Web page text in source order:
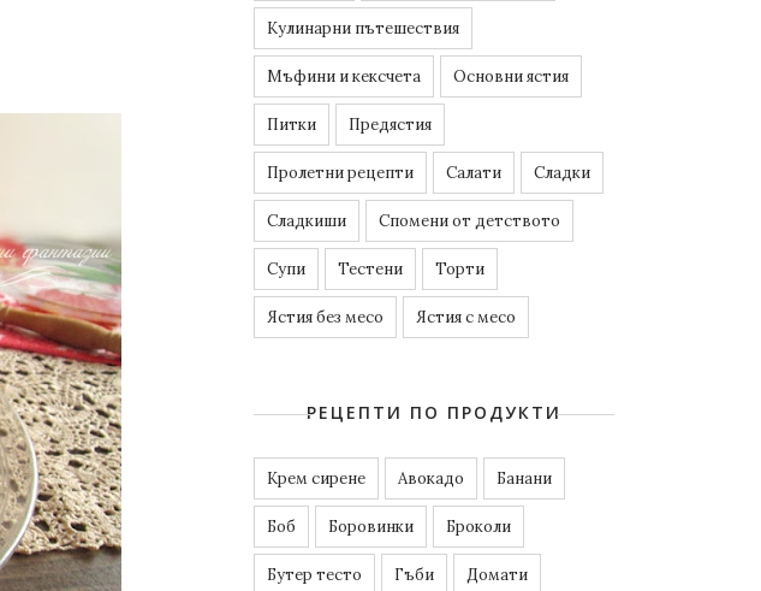
Кулинарни пътешествия
Мъфини и кексчета Основни ястия
Питки Предястия
Пролетни рецепти Салати Сладки
Сладкиши Спомени от детството
Супи Тестени Торти
Ястия без месо Ястия с месо
РЕЦЕПТИ ПО ПРОДУКТИ
Kрем сирене Авокадо Банани
Боб Боровинки Броколи
Бутер тесто Гъби Домати